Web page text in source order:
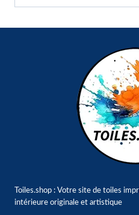
Toiles.shop : Votre site de toiles
intérieure originale et artistique